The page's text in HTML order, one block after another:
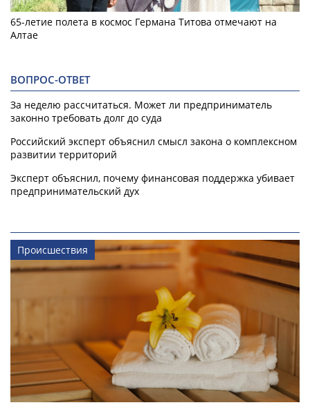
65-летие полета в космос Германа Титова отмечают на
Алтае
ВОПРОС-ОТВЕТ
За неделю рассчитаться. Может ли предприниматель
законно требовать долг до суда
Российский эксперт объяснил смысл закона о комплексном
развитии территорий
Эксперт объяснил, почему финансовая поддержка убивает
предпринимательский дух
Происшествия